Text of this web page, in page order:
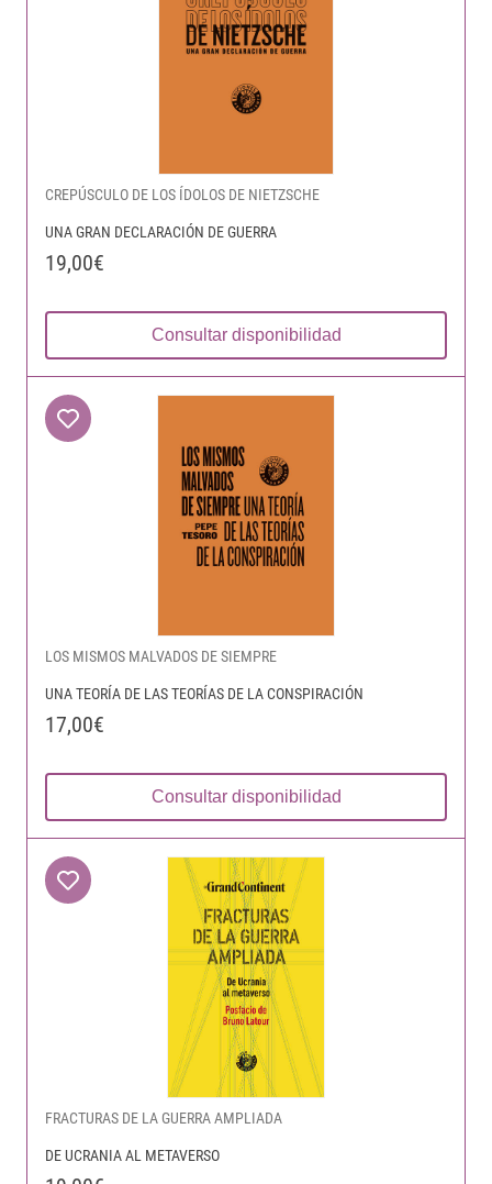
CREPÚSCULO DE LOS ÍDOLOS DE NIETZSCHE
UNA GRAN DECLARACIÓN DE GUERRA
19,00€
Consultar disponibilidad
LOS MISMOS MALVADOS DE SIEMPRE
UNA TEORÍA DE LAS TEORÍAS DE LA CONSPIRACIÓN
17,00€
Consultar disponibilidad
FRACTURAS DE LA GUERRA AMPLIADA
DE UCRANIA AL METAVERSO